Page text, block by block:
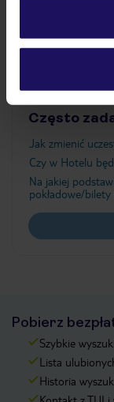
Ważne
Często
Jak zmienić
Czy w Hotelu
Na jakiej
pokładowe/bilety
Pobierz
Szybkie
Lista
Historia